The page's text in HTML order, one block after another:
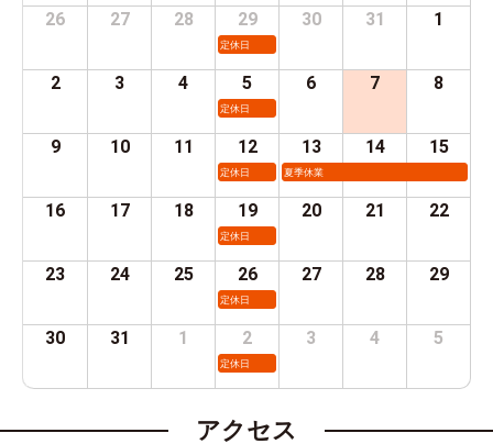
26 27 28 29
定休日
30 31 1
2 3 4 5
定休日
6 7 8
9 10 11 12
定休日
13
夏季休業
14 15
16 17 18 19
定休日
20 21 22
23 24 25 26
定休日
27 28 29
30 31 1 2
定休日
3 4 5
アクセス